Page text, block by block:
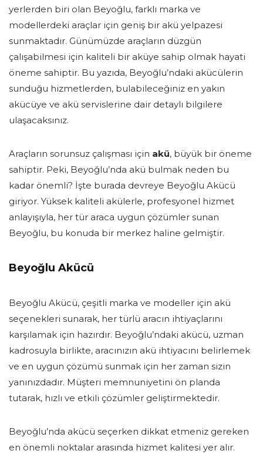
yerlerden biri olan Beyoğlu, farklı marka ve
modellerdeki araçlar için geniş bir akü yelpazesi
sunmaktadır. Günümüzde araçların düzgün
çalışabilmesi için kaliteli bir aküye sahip olmak hayati
öneme sahiptir. Bu yazıda, Beyoğlu’ndaki akücülerin
sunduğu hizmetlerden, bulabileceğiniz en yakın
akücüye ve akü servislerine dair detaylı bilgilere
ulaşacaksınız.
Araçların sorunsuz çalışması için akü, büyük bir öneme
sahiptir. Peki, Beyoğlu’nda akü bulmak neden bu
kadar önemli? İşte burada devreye Beyoğlu Akücü
giriyor. Yüksek kaliteli akülerle, profesyonel hizmet
anlayışıyla, her tür araca uygun çözümler sunan
Beyoğlu, bu konuda bir merkez haline gelmiştir.
Beyoğlu Akücü
Beyoğlu Akücü, çeşitli marka ve modeller için akü
seçenekleri sunarak, her türlü aracın ihtiyaçlarını
karşılamak için hazırdır. Beyoğlu’ndaki akücü, uzman
kadrosuyla birlikte, aracınızın akü ihtiyacını belirlemek
ve en uygun çözümü sunmak için her zaman sizin
yanınızdadır. Müşteri memnuniyetini ön planda
tutarak, hızlı ve etkili çözümler geliştirmektedir.
Beyoğlu’nda akücü seçerken dikkat etmeniz gereken
en önemli noktalar arasında hizmet kalitesi yer alır.